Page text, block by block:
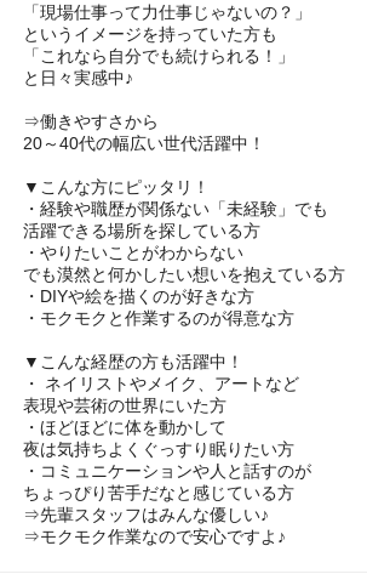
「現場仕事って力仕事じゃないの？」
というイメージを持っていた方も
「これなら自分でも続けられる！」
と日々実感中♪
⇒働きやすさから
20～40代の幅広い世代活躍中！
▼こんな方にピッタリ！
・経験や職歴が関係ない「未経験」でも
活躍できる場所を探している方
・やりたいことがわからない
でも漠然と何かしたい想いを抱えている方
・DIYや絵を描くのが好きな方
・モクモクと作業するのが得意な方
▼こんな経歴の方も活躍中！
・ ネイリストやメイク、アートなど
表現や芸術の世界にいた方
・ほどほどに体を動かして
夜は気持ちよくぐっすり眠りたい方
・コミュニケーションや人と話すのが
ちょっぴり苦手だなと感じている方
⇒先輩スタッフはみんな優しい♪
⇒モクモク作業なので安心ですよ♪